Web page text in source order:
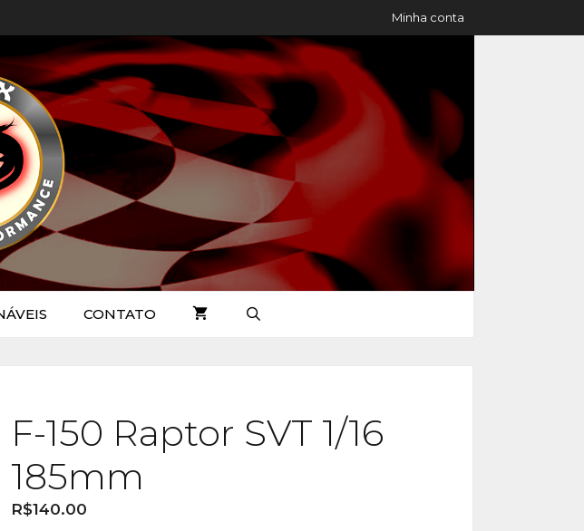
Minha conta
CONTATO
F-150 Raptor SVT 1/16
185mm
R$140.00